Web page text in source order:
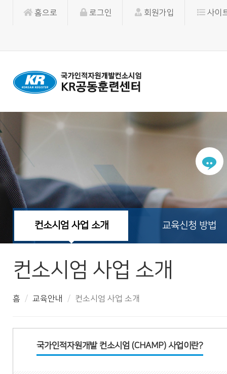
홈으로 로그인 회원가입 사이
컨소시엄 사업 소개 교육신청 방법
컨소시엄 사업 소개
흠 교육안내 컨소시엄 사업 소개
국가인적자원개발 컨소시엄 (CHAMP) 사업이란?